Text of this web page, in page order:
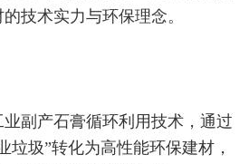
技术实力与环保理念。
副产石膏循环利用技术，通过
垃圾”转化为高性能环保建材，